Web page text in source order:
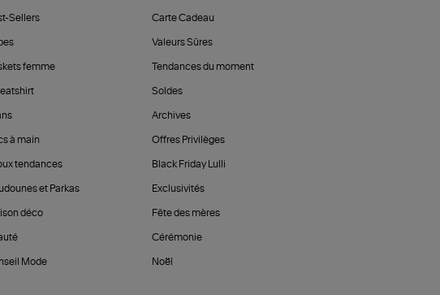
Sellers
femme
à main
tendances
et Parkas
déco
Mode
Carte Cadeau
Valeurs Sûres
Tendances du moment
Soldes
Archives
Offres Privilèges
Black Friday Lulli
Exclusivités
Fête des mères
Cérémonie
Noël